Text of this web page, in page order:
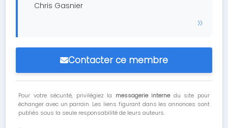
Chris Gasnier
Contacter ce membre
Pour votre sécurité, privilégiez la messagerie internedu site pour
échanger avec un parrain. Les liens figurant dans les annonces sont
publiés sous la seule responsabilité de leurs auteurs.